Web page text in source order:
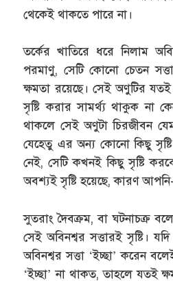
থেকেই থাকতে পারে না।
তর্কের খাতিরে ধরে নিলাম
পরমাণু, সেটি কোনো চেতন
ক্ষমতা রয়েছে। সেই অণুটির
সৃষ্টি করার সামর্থ্য থাকুক না
থাকলে সেই অণুটা চিরজীবন
যেহেতু এর অন্য কোনো কিছু
নেই, সেটি কখনই কিছু সৃষ্টি
অবশ্যই সৃষ্টি হয়েছে, কারণ
সুতরাং দৈবক্রম, বা ঘটনাচক্র
সেই অবিনশ্বর সত্তারই সৃষ্টি।
অবিনশ্বর সত্তা ‘ইচ্ছা’ করেন
‘ইচ্ছা’ না থাকত, তাহলে যতই